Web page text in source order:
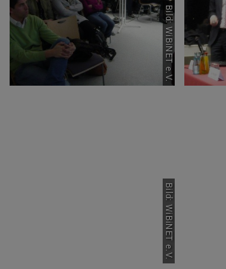
Bild: WiBiNET e.V.
Bild: WiBiNET e.V.